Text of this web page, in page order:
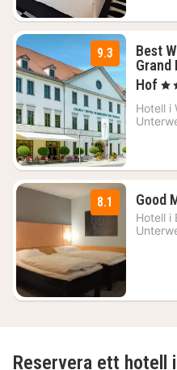
9.3
Best
Grand
Hof 3
för
, 4
Hotell i
8.1 Good
Hotell i
Reservera ett hotell